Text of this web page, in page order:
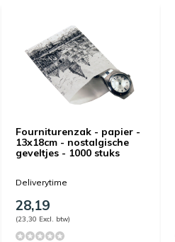
Fourniturenzak - papier -
13x18cm - nostalgische
geveltjes - 1000 stuks
Deliverytime
28,19
(23,30 Excl. btw)